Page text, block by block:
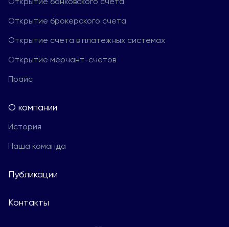
Открытие брокерского счета
Открытие счета в платежных системах
Открытие мерчант-счетов
Прайс
О компании
История
Наша команда
Публикации
Контакты